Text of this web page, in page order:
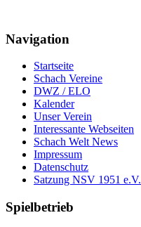
Navigation
Startseite
Schach Vereine
DWZ / ELO
Kalender
Unser Verein
Interessante Webseiten
Schach Welt News
Impressum
Datenschutz
Satzung NSV 1951 e.V.
Spielbetrieb